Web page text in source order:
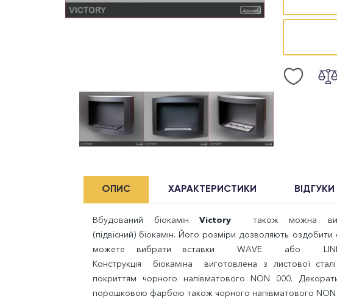
ОПИС ХАРАКТЕРИСТИКИ ВІДГУКИ
Вбудований біокамінVictory також можна
(підвісний) біокамін. Його розміри дозволяють оздобити
можете вибрати вставки WAVE або
Конструкція біокаміна виготовлена ​​з листової
покриттям чорного напівматового NON 000.
порошковою фарбою також чорного напівматового NON